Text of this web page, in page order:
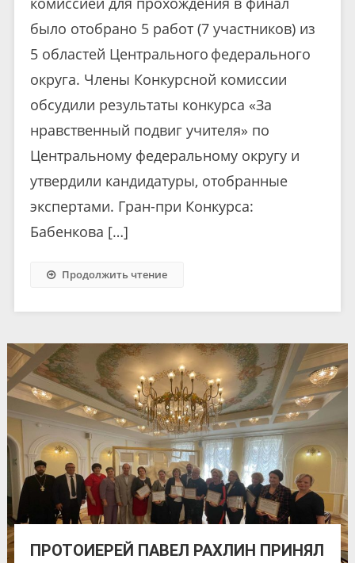
было отобрано 5 работ (7 участников) из
5 областей Центрального федерального
округа. Члены Конкурсной комиссии
обсудили результаты конкурса «За
нравственный подвиг учителя» по
Центральному федеральному округу и
утвердили кандидатуры, отобранные
экспертами. Гран-при Конкурса:
Бабенкова […]
Продолжить чтение
ПРОТОИЕРЕЙ ПАВЕЛ РАХЛИН ПРИНЯЛ